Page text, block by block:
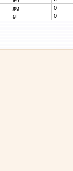
.jpg
0
.gif 0